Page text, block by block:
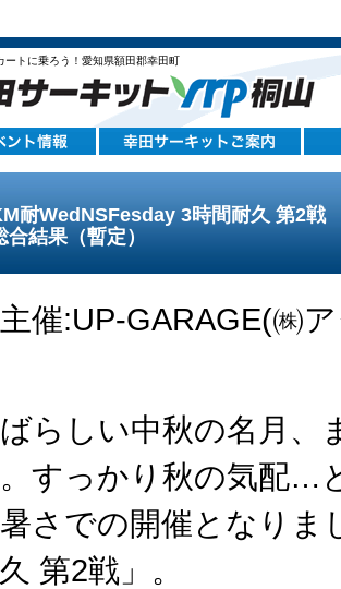
ートに乗ろう！愛知県額田郡幸田町
耐WedNSFesday 3時間耐久 第2戦
合結果（暫定）
主催:UP-GARAGE(㈱
らしい中秋の名月、
すっかり秋の気配…
さでの開催となりま
第2戦」。